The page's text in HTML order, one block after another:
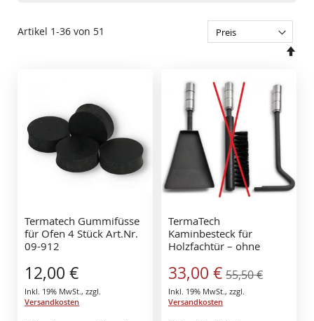
Artikel 1-36 von 51
Termatech Gummifüsse
für Ofen 4 Stück Art.Nr.
09-912
12,00 €
Inkl. 19% MwSt. , zzgl.
Versandkosten
TermaTech
Kaminbesteck für
Holzfachtür – ohne
Sonderangebot
33,00 € 55,50 €
Inkl. 19% MwSt. , zzgl.
Versandkosten